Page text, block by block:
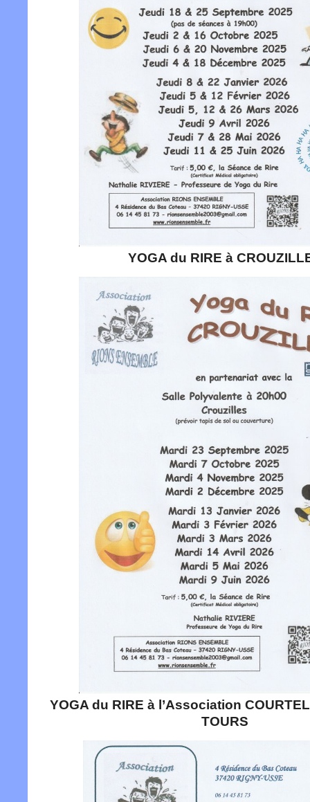
YOGA du RIRE à
YOGA du RIRE à l’Association
TOURS